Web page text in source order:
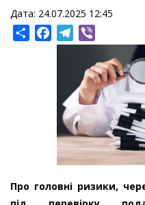
Дата: 24.07.2025 12:45
ShareFacebookTelegram
Про головні ризики,